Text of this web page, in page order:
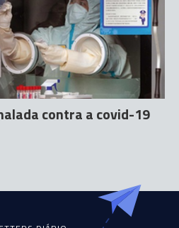
contra a covid-19